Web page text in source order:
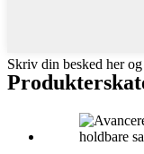
Skriv din besked her